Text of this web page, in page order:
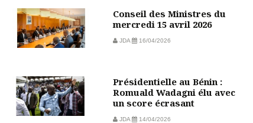
Conseil des Ministres du
mercredi 15 avril 2026
JDA 16/04/2026
Présidentielle au Bénin :
Romuald Wadagni élu avec
un score écrasant
JDA 14/04/2026